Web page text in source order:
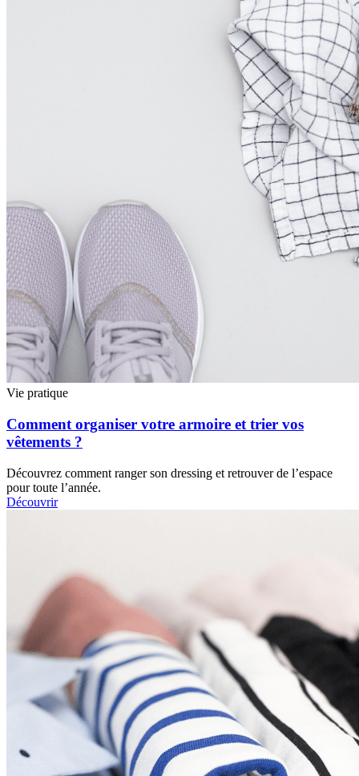
Vie pratique
Comment organiser votre armoire et trier vos
vêtements ?
Découvrez comment ranger son dressing et retrouver de l’espace
pour toute l’année.
Découvrir